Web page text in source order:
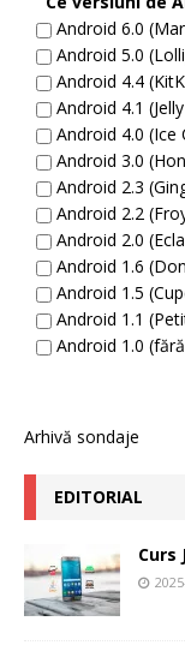
Android 6.0
Android 5.0
Android 4.4
Android 4.1
Android 4.0 (Ice
Android 3.0
Android 2.3
Android 2.2
Android 2.0
Android 1.6
Android 1.5
Android 1.1
Android 1.0
Arhivă sondaje
EDITORIAL
Curs